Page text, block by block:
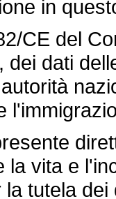
in
CE del
dei dati
la vita e
tutela